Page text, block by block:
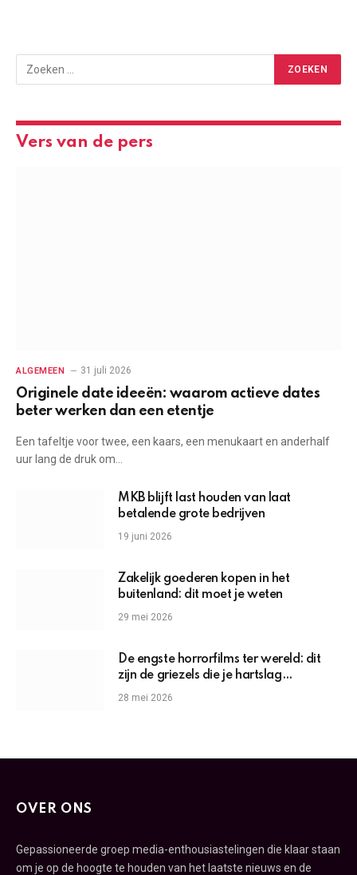
Vers van de pers
ALGEMEEN 31 juli 2026
Originele date ideeën: waarom actieve dates
beter werken dan een etentje
Een tafeltje voor twee, een kaars, een menukaart en anderhalf
uur lang de druk om…
MKB blijft last houden van laat
betalende grote bedrijven
19 juni 2026
Zakelijk goederen kopen in het
buitenland: dit moet je weten
29 mei 2026
De engste horrorfilms ter wereld: dit
zijn de griezels die je hartslag
omhoogjagen
28 mei 2026
OVER ONS
Gepassioneerde groep media-enthousiastelingen die klaar staan
om je op de hoogte te houden van het laatste nieuws en de